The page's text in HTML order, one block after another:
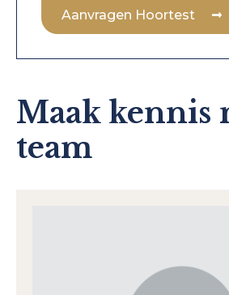
Aanvragen Hoortest
Maak kennis
team